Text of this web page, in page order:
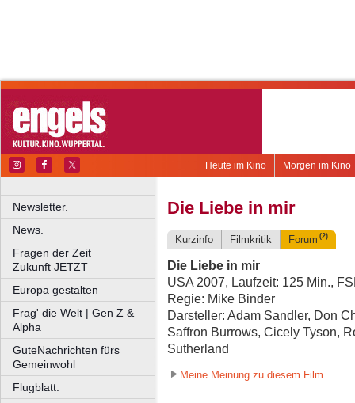
Morgen im Kino
Heute im Kino
Newsletter.
News.
Fragen der Zeit
Zukunft JETZT
Europa gestalten
Frag' die Welt | Gen Z &
Alpha
GuteNachrichten fürs
Gemeinwohl
Flugblatt.
Die Liebe in mir
Kurzinfo Filmkritik Forum (2)
Die Liebe in mir
USA 2007, Laufzeit: 125 Min.,
Regie: Mike Binder
Darsteller: Adam Sandler, Don
Saffron Burrows, Cicely Tyson,
Sutherland
Meine Meinung zu diesem Film